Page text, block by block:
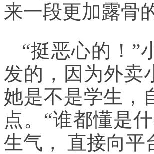
来一段更加露骨
“挺恶心的！”
发的，因为外卖
她是不是学生，
点。“谁都懂是
生气， 直接向平